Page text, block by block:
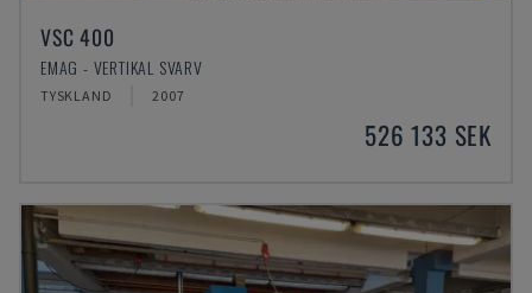
VSC 400
EMAG - VERTIKAL SVARV
TYSKLAND 2007
526 133 SEK